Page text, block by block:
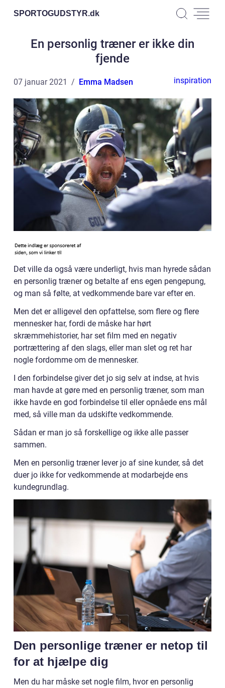
SPORTOGUDSTYR.dk
En personlig træner er ikke din
fjende
07 januar 2021 Emma Madsen inspiration
Det ville da også være underligt, hvis man hyrede sådan
en personlig træner og betalte af ens egen pengepung,
og man så følte, at vedkommende bare var efter en.
Men det er alligevel den opfattelse, som flere og flere
mennesker har, fordi de måske har hørt
skræmmehistorier, har set film med en negativ
portrættering af den slags, eller man slet og ret har
nogle fordomme om de mennesker.
I den forbindelse giver det jo sig selv at indse, at hvis
man havde at gøre med en personlig træner, som man
ikke havde en god forbindelse til eller opnåede ens mål
med, så ville man da udskifte vedkommende.
Sådan er man jo så forskellige og ikke alle passer
sammen.
Men en personlig træner lever jo af sine kunder, så det
duer jo ikke for vedkommende at modarbejde ens
kundegrundlag.
Den personlige træner er netop til
for at hjælpe dig
Men du har måske set nogle film, hvor en personlig